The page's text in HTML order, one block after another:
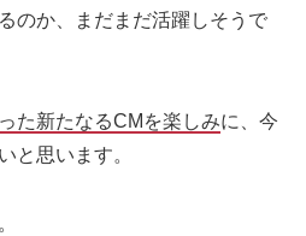
のか、まだまだ活躍しそうで
た新たなるCMを楽しみに、今
と思います。